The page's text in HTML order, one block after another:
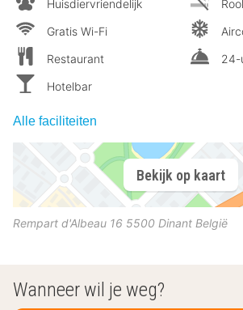
Huisdiervriendelijk
Gratis Wi-Fi
Restaurant
Hotelbar
24-
Alle faciliteiten
Bekijk op kaart
Rempart d'Albeau 16 5500 Dinant België
Wanneer wil je weg?